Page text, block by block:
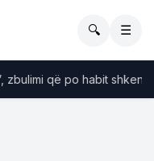
🔍 ☰
që po habit